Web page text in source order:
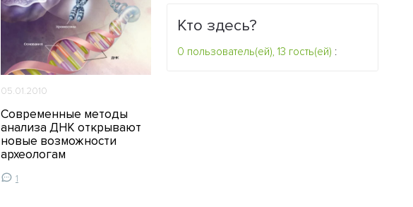
05.01.2010
Современные методы
анализа ДНК открывают
новые возможности
археологам
1
Кто здесь?
0 пользователь(ей), 13 гость(ей) :